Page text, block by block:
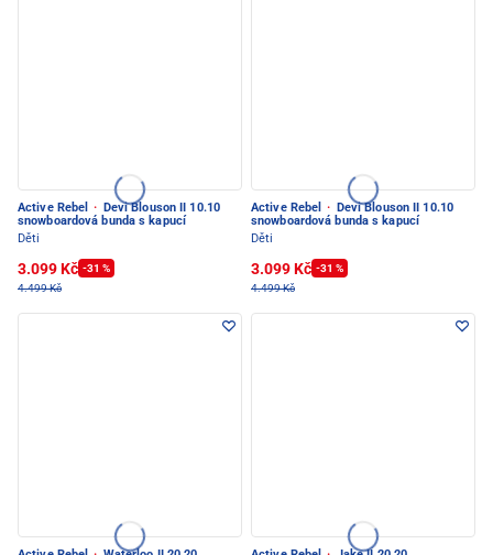
Active Rebel ·
Devi Blouson II 10.10
snowboardová bunda s kapucí
Děti
3.099 Kč -31 %
4.499 Kč
Active Rebel ·
Devi Blouson II 10.10
snowboardová bunda s kapucí
Děti
3.099 Kč -31 %
4.499 Kč